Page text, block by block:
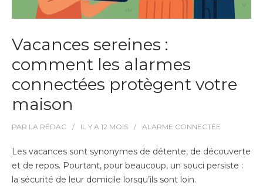
Vacances sereines :
comment les alarmes
connectées protègent votre
maison
PAR LA RÉDAC IL Y A 12 MOIS ALARME CONNECTÉE
Les vacances sont synonymes de détente, de découverte
et de repos. Pourtant, pour beaucoup, un souci persiste :
la sécurité de leur domicile lorsqu’ils sont loin.